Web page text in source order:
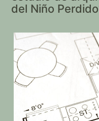
del Niño